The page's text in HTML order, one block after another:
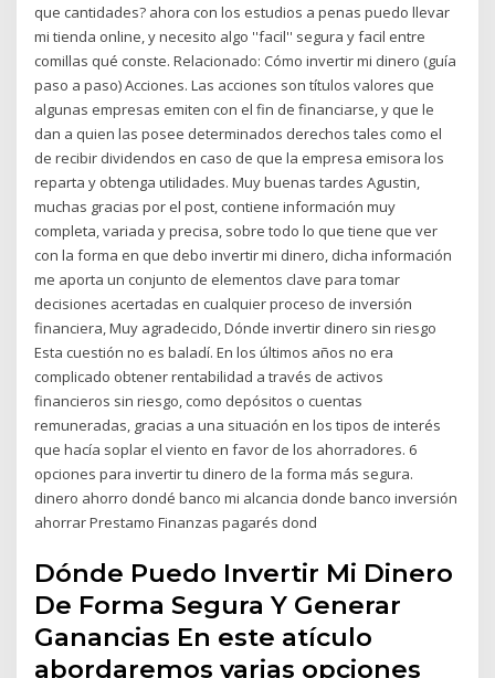
que cantidades? ahora con los estudios a penas puedo llevar
mi tienda online, y necesito algo ''facil'' segura y facil entre
comillas qué conste. Relacionado: Cómo invertir mi dinero (guía
paso a paso) Acciones. Las acciones son títulos valores que
algunas empresas emiten con el fin de financiarse, y que le
dan a quien las posee determinados derechos tales como el
de recibir dividendos en caso de que la empresa emisora los
reparta y obtenga utilidades. Muy buenas tardes Agustin,
muchas gracias por el post, contiene información muy
completa, variada y precisa, sobre todo lo que tiene que ver
con la forma en que debo invertir mi dinero, dicha información
me aporta un conjunto de elementos clave para tomar
decisiones acertadas en cualquier proceso de inversión
financiera, Muy agradecido, Dónde invertir dinero sin riesgo
Esta cuestión no es baladí. En los últimos años no era
complicado obtener rentabilidad a través de activos
financieros sin riesgo, como depósitos o cuentas
remuneradas, gracias a una situación en los tipos de interés
que hacía soplar el viento en favor de los ahorradores. 6
opciones para invertir tu dinero de la forma más segura.
dinero ahorro dondé banco mi alcancia donde banco inversión
ahorrar Prestamo Finanzas pagarés dond
Dónde Puedo Invertir Mi Dinero
De Forma Segura Y Generar
Ganancias En este atículo
abordaremos varias opciones